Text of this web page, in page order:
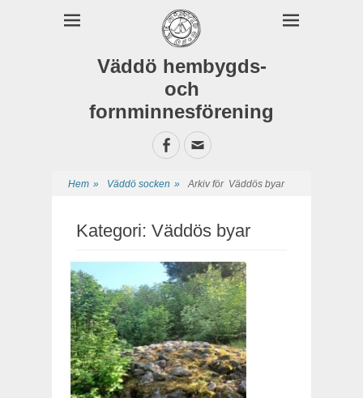
Väddö hembygds-
och
fornminnesförening
Facebook
E-
postadress
Hem » Väddö socken » Arkiv för Väddös byar
Kategori: Väddös byar